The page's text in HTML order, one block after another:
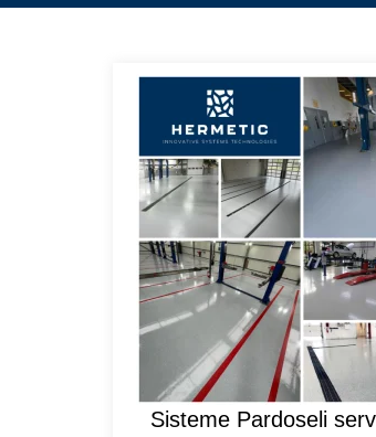
Sisteme Pardoseli